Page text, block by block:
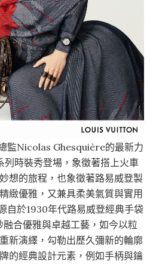
監Nicolas Ghesquière的最新力
列時裝秀登場，象徵著搭上火車
想的旅程，也象徵著路易威登製
緻優雅，又兼具柔美氣質與實用
自於1930年代路易威登經典手袋
合優雅與卓越工藝，如今以粒
新演繹，勾勒出歷久彌新的輪廓
的經典設計元素，例如手柄與鑰